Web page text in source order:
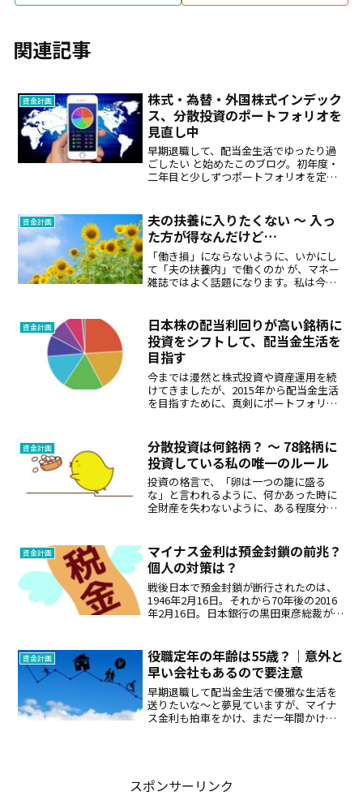
関連記事
資金計画
株式・為替・外国株式インデック
ス、分散投資のポートフォリオを
見直し中
早期退職して、配当金生活でゆったり過
ごしたい と始めたこのブログ。初年度・
二年目と少しずつポートフォリオを定期
当収入が少しずつ増えてきました。 2015
年：139,00...
資金計画
夫の扶養に入りたくない ～ 入っ
た方が得なんだけど…
「働き損」にならないように、いかにし
て「夫の扶養内」で働くのか が、マネー
雑誌ではよく話題になります。私は今、
３月末で長年勤務していた会社を退職
し、現在は傷病手当金を頂き...
資金計画
日本株の配当利回りが高い銘柄に
投資をシフトして、配当金生活を
目指す
今までは漫然と株式投資や資産運用を続
けてきましたが、2015年から配当金生活
を目指すために、真剣にポートフォリオ
界が伸びそう」というような曖昧な情報
で投資を行ってきまし...
資金計画
分散投資は何銘柄？ ～ 78銘柄に
投資している私の唯一のルール
投資の格言で、「卵は一つの籠に盛る
な」と言われるように、何かあった時に
全財産を失わないように、ある程度分散
の必要性も異なってきます。若くてあま
りお金を持っていないが、こ...
資金計画
マイナス金利は預金封鎖の前兆？
個人の対策は？
戦後日本で預金封鎖が断行されたのは、
1946年2月16日。それから70年後の2016
年2月16日。日本銀行の黒田東彦総裁が決
しかしながら、決定直後の一瞬は株高・
円安...
資金計画
役職定年の年齢は55歳？｜意外と
早い会社もあるので要注意
早期退職して配当金生活で優雅な生活を
送りたいな～と夢見ていますが、マイナ
ス金利も拍車をかけ、まだ一年間かけて
スポンサーリンク